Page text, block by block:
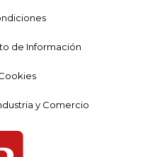
de Información
y Comercio